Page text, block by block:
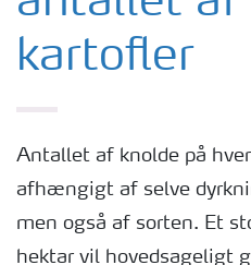
kartofler
Antallet af knolde på
afhængigt af selve
men også af sorten. Et
hektar vil hovedsageligt